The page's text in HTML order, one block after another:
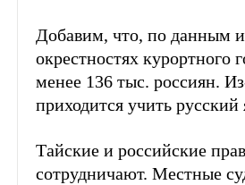
Добавим, что, по данным
окрестностях курортного
менее 136 тыс. россиян.
приходится учить русский
Тайские и российские
сотрудничают. Местные